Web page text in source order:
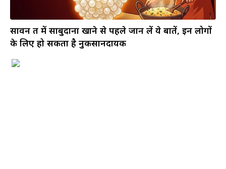
सावन व्रत में साबुदाना खाने से पहले जान लें ये बातें, इन लोगों
के लिए हो सकता है नुकसानदायक